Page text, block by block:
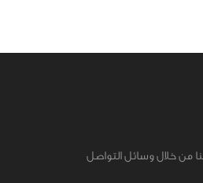
من خلال وسائل التواصل